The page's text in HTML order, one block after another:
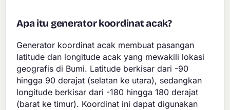
Apa itu generator koordinat acak?
Generator koordinat acak membuat pasangan
latitude dan longitude acak yang mewakili lokasi
geografis di Bumi. Latitude berkisar dari -90
hingga 90 derajat (selatan ke utara), sedangkan
longitude berkisar dari -180 hingga 180 derajat
(barat ke timur). Koordinat ini dapat digunakan